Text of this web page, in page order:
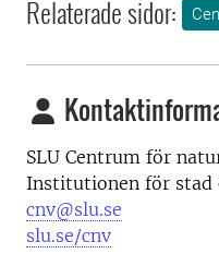
Relaterade sidor:
SLU Centrum för
Institutionen för stad
cnv@slu.se
slu.se/cnv